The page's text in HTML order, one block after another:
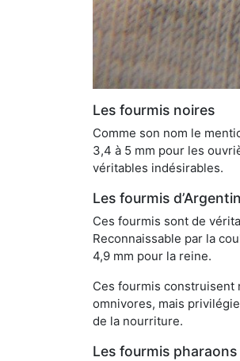
Les fourmis noires
Comme son nom le
3,4 à 5 mm pour les
véritables indésirables.
Les fourmis
Ces fourmis sont de
Reconnaissable par la
4,9 mm pour la reine.
Ces fourmis construisent
omnivores, mais
de la nourriture.
Les fourmis pharaons